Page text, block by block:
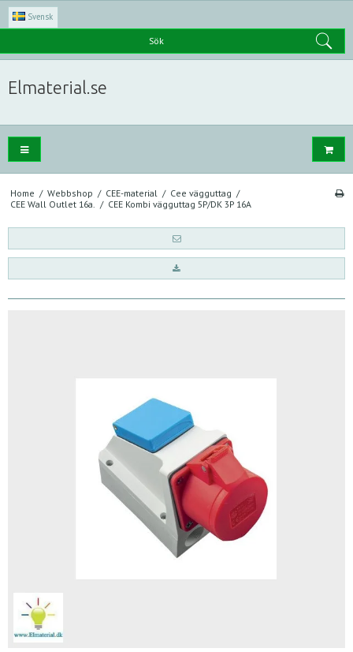
Svensk
Sök
Elmaterial.se
Home / Webbshop / CEE-material / Cee vägguttag /
CEE Wall Outlet 16a. / CEE Kombi vägguttag 5P/DK 3P 16A